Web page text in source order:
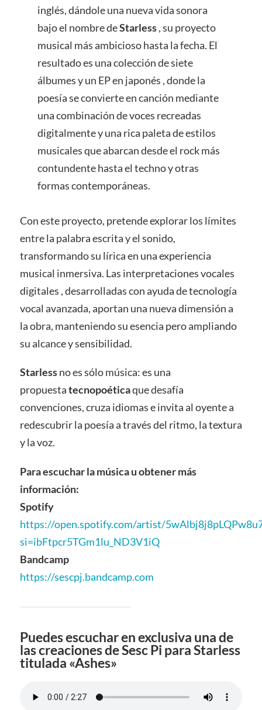
inglés, dándole una nueva vida sonora
bajo el nombre deStarless, su proyecto
musical más ambicioso hasta la fecha. El
resultado es una colección de siete
álbumes y un EP en japonés , donde la
poesía se convierte en canción mediante
una combinación de voces recreadas
digitalmente y una rica paleta de estilos
musicales que abarcan desde el rock más
contundente hasta el techno y otras
formas contemporáneas.
Con este proyecto, pretende explorar los límites
entre la palabra escrita y el sonido,
transformando su lírica en una experiencia
musical inmersiva. Las interpretaciones vocales
digitales , desarrolladas con ayuda de tecnología
vocal avanzada, aportan una nueva dimensión a
la obra, manteniendo su esencia pero ampliando
su alcance y sensibilidad.
Starlessno es sólo música: es una
propuestatecnopoéticaque desafía
convenciones, cruza idiomas e invita al oyente a
redescubrir la poesía a través del ritmo, la textura
y la voz.
Para escuchar la música u obtener más
información:
Spotify
https://open.spotify.com/artist/
si=ibFtpcr5TGm1lu_ND3V1iQ
Bandcamp
https://sescpj.bandcamp.com
Puedes escuchar en exclusiva una de
las creaciones de Sesc Pi para Starless
titulada «Ashes»